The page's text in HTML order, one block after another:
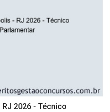
2026 - Técnico